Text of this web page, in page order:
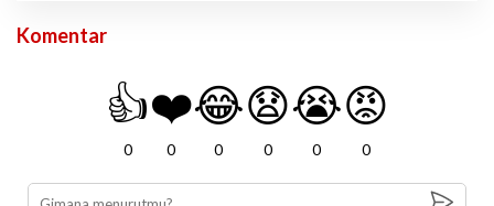
Komentar
👍
0
❤️
0
😂
0
😧
0
😭
0
😡
0